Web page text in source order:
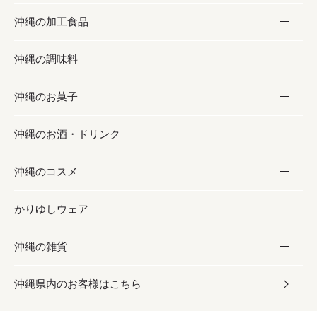
お取り寄せグルメ
フルーツ・野菜
お肉
海産物
沖縄の加工食品
加工食品
缶詰／パウチ
沖縄料理
沖縄そば／乾麺
レトルト食品
乾物／粉類
沖縄の調味料
調味料
砂糖／黒砂糖
塩
お酢／ドレッシング
しょうゆ
みそ
沖縄のお菓子
お菓子
黒糖
ちんすこう
伝統菓子
スナック
沖縄のお酒・ドリンク
お酒・ドリンク
泡盛
ビール・チューハイ
ワイン・ウィスキー・カクテル
沖縄のコスメ
コスメ
スキンケア
ボディケア
かりゆしウェア
かりゆしウェア
メンズ
沖縄の雑貨
雑貨
沖縄県内のお客様はこちら